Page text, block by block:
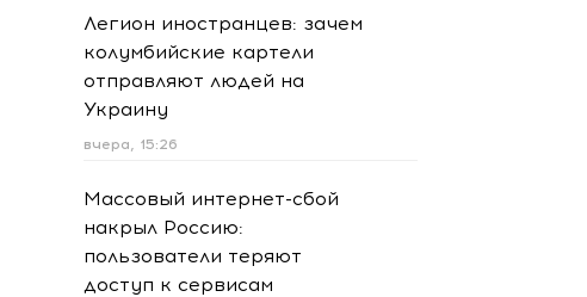
Легион иностранцев: зачем
колумбийские картели
отправляют людей на
Украину
вчера, 15:26
Массовый интернет-сбой
накрыл Россию:
пользователи теряют
доступ к сервисам